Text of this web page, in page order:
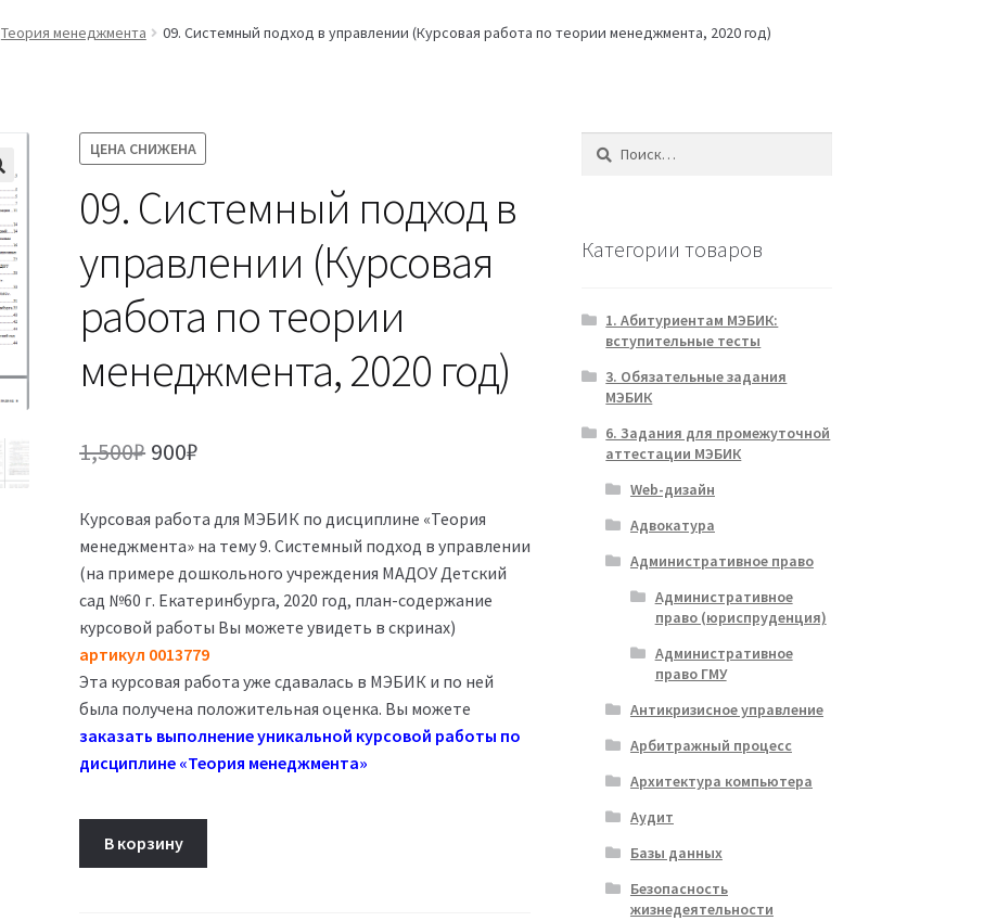
Теория менеджмента 09. Системный подход в управлении (Курсовая работа по теории менеджмента, 2020 год)
ЦЕНА СНИЖЕНА
09. Системный подход в
управлении (Курсовая
работа по теории
менеджмента, 2020 год)
1,500₽ Первоначальная
составляла
1,500₽.
900₽
900₽.
Курсовая работа для МЭБИК по дисциплине «Теория
менеджмента» на тему 9. Системный подход в управлении
(на примере дошкольного учреждения МАДОУ Детский
сад №60 г. Екатеринбурга, 2020 год, план-содержание
курсовой работы Вы можете увидеть в скринах)
артикул 0013779
Эта курсовая работа уже сдавалась в МЭБИК и по ней
была получена положительная оценка. Вы можете
заказать выполнение уникальной курсовой работы по
дисциплине «Теория менеджмента»
В корзину
Найти:
Категории товаров
1. Абитуриентам МЭБИК:
вступительные тесты
3. Обязательные задания
МЭБИК
6. Задания для промежуточной
аттестации МЭБИК
Web-дизайн
Адвокатура
Административное право
Административное
право (юриспруденция)
Административное
право ГМУ
Антикризисное управление
Арбитражный процесс
Архитектура компьютера
Аудит
Базы данных
Безопасность
жизнедеятельности